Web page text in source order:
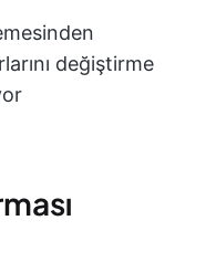
değiştirme